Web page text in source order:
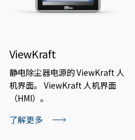
ViewKraft
静电除尘器电源的 ViewKraft 人
机界面。 ViewKraft 人机界面
（HMI）。
了解更多